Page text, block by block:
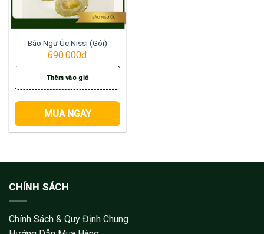
Bào Ngư Úc Nissi (Gói)
690.000đ
Thêm vào giỏ
MUA NGAY
CHÍNH SÁCH
Chính Sách & Quy Định Chung